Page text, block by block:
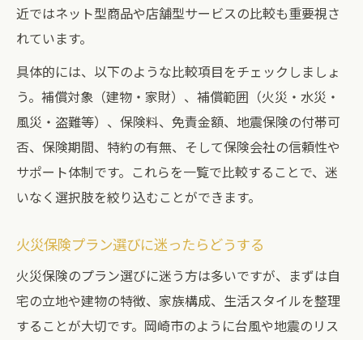
近ではネット型商品や店舗型サービスの比較も重要視さ
れています。
具体的には、以下のような比較項目をチェックしましょ
う。補償対象（建物・家財）、補償範囲（火災・水災・
風災・盗難等）、保険料、免責金額、地震保険の付帯可
否、保険期間、特約の有無、そして保険会社の信頼性や
サポート体制です。これらを一覧で比較することで、迷
いなく選択肢を絞り込むことができます。
火災保険プラン選びに迷ったらどうする
火災保険のプラン選びに迷う方は多いですが、まずは自
宅の立地や建物の特徴、家族構成、生活スタイルを整理
することが大切です。岡崎市のように台風や地震のリス